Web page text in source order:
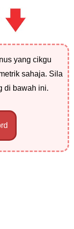
yang cikgu
sahaja. Sila
di bawah ini.